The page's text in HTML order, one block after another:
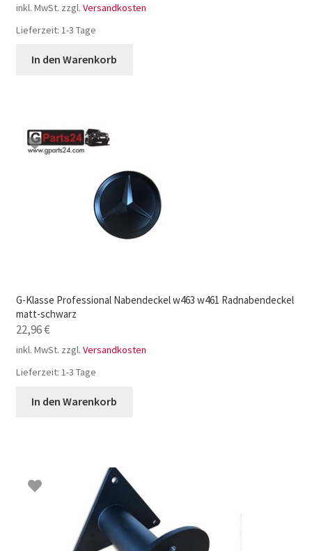
inkl. MwSt. zzgl. Versandkosten
Lieferzeit: 1-3 Tage
In den Warenkorb
G-Klasse Professional Nabendeckel w463 w461 Radnabendeckel
matt-schwarz
22,96€
inkl. MwSt. zzgl. Versandkosten
Lieferzeit: 1-3 Tage
In den Warenkorb